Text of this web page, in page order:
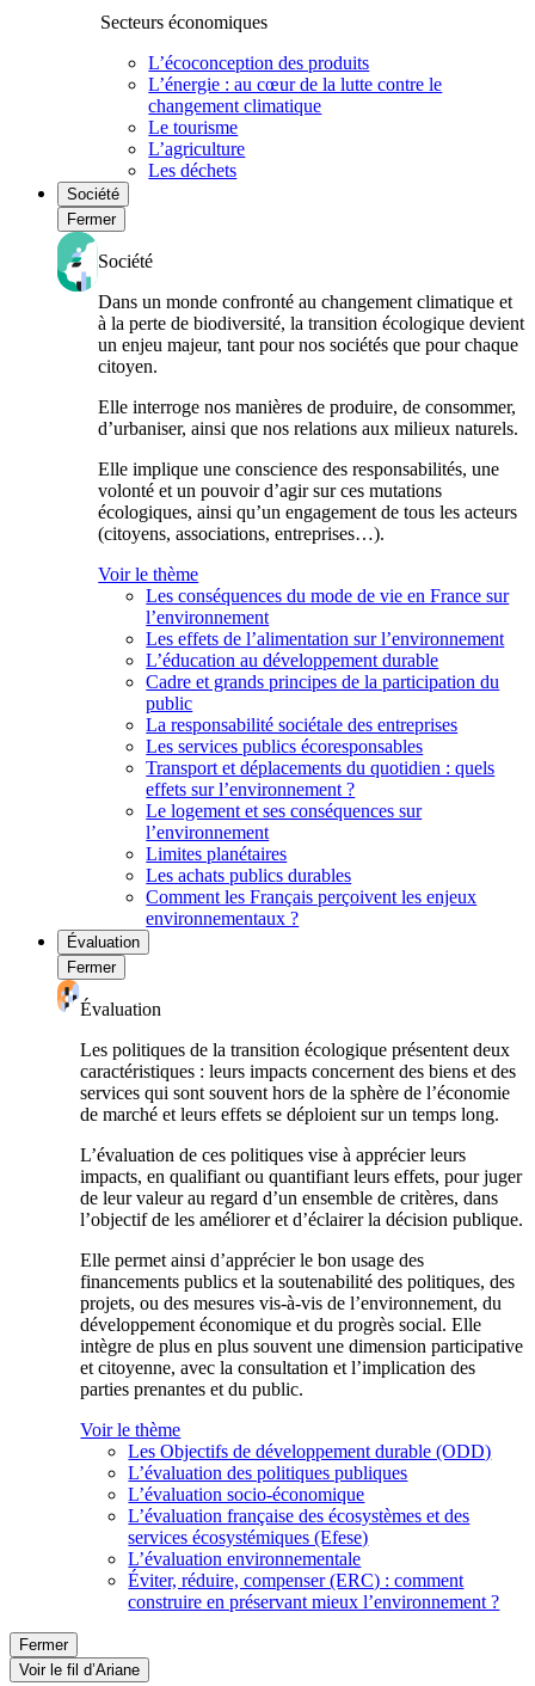
Secteurs économiques
L’écoconception des produits
L’énergie : au cœur de la lutte contre le
changement climatique
Le tourisme
L’agriculture
Les déchets
Société
Fermer
Société
Dans un monde confronté au changement climatique et
à la perte de biodiversité, la transition écologique devient
un enjeu majeur, tant pour nos sociétés que pour chaque
citoyen.
Elle interroge nos manières de produire, de consommer,
d’urbaniser, ainsi que nos relations aux milieux naturels.
Elle implique une conscience des responsabilités, une
volonté et un pouvoir d’agir sur ces mutations
écologiques, ainsi qu’un engagement de tous les acteurs
(citoyens, associations, entreprises…).
Voir le thème
Les conséquences du mode de vie en France sur
l’environnement
Les effets de l’alimentation sur l’environnement
L’éducation au développement durable
Cadre et grands principes de la participation du
public
La responsabilité sociétale des entreprises
Les services publics écoresponsables
Transport et déplacements du quotidien : quels
effets sur l’environnement ?
Le logement et ses conséquences sur
l’environnement
Limites planétaires
Les achats publics durables
Comment les Français perçoivent les enjeux
environnementaux ?
Évaluation
Fermer
Évaluation
Les politiques de la transition écologique présentent deux
caractéristiques : leurs impacts concernent des biens et des
services qui sont souvent hors de la sphère de l’économie
de marché et leurs effets se déploient sur un temps long.
L’évaluation de ces politiques vise à apprécier leurs
impacts, en qualifiant ou quantifiant leurs effets, pour juger
de leur valeur au regard d’un ensemble de critères, dans
l’objectif de les améliorer et d’éclairer la décision publique.
Elle permet ainsi d’apprécier le bon usage des
financements publics et la soutenabilité des politiques, des
projets, ou des mesures vis-à-vis de l’environnement, du
développement économique et du progrès social. Elle
intègre de plus en plus souvent une dimension participative
et citoyenne, avec la consultation et l’implication des
parties prenantes et du public.
Voir le thème
Les Objectifs de développement durable (ODD)
L’évaluation des politiques publiques
L’évaluation socio-économique
L’évaluation française des écosystèmes et des
services écosystémiques (Efese)
L’évaluation environnementale
Éviter, réduire, compenser (ERC) : comment
construire en préservant mieux l’environnement ?
Fermer
Voir le fil d’Ariane